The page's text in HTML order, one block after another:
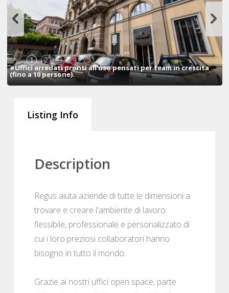
1 2 3 4 5
#Uffici arredati pronti all'uso pensati per team in crescita
(fino a 10 persone).
Listing Info
Description
Regus aiuta aziende di tutte le dimensioni a
trovare e creare l'ambiente di lavoro
flessibile, professionale e personalizzato di
cui i loro preziosi collaboratori hanno
bisogno in tutto il mondo.
Grazie ai nostri uffici open space, parte